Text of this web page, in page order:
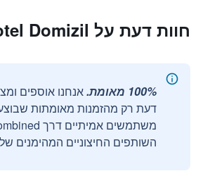
חוות דעת על Hotel Domizil
100% מאומת.
אנחנו אוספים
דעת רק מהזמנות מאומתות
השותפים החיצוניים המהימנים